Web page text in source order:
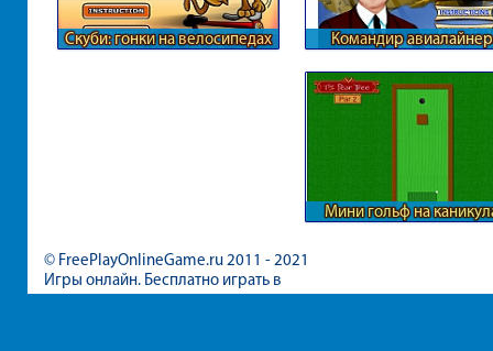
Скуби: гонки на велосипедах Командир
Мини гольф на
© FreePlayOnlineGame.ru 2011 - 2021
Игры онлайн. Бесплатно играть в
игры для девочек и мальчиков